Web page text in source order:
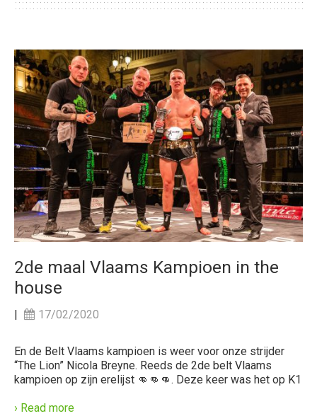
2de maal Vlaams Kampioen in the
house
17/02/2020
En de Belt Vlaams kampioen is weer voor onze strijder
“The Lion” Nicola Breyne. Reeds de 2de belt Vlaams
kampioen op zijn erelijst 👊👊👊. Deze keer was het op K1
› Read more